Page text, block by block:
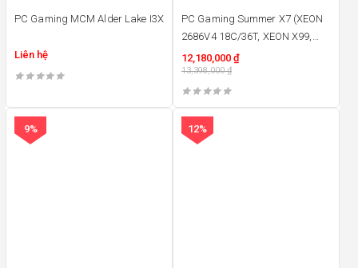
PC Gaming MCM Alder Lake I3X
Liên hệ
PC Gaming Summer X7 (XEON
2686V4 18C/36T, XEON X99,
DDR3 ECC 16GB 1600, RX580
8GB D5, M2 NVME 256GB,
650W)
12,180,000 ₫
13,398,000₫
9% 12%